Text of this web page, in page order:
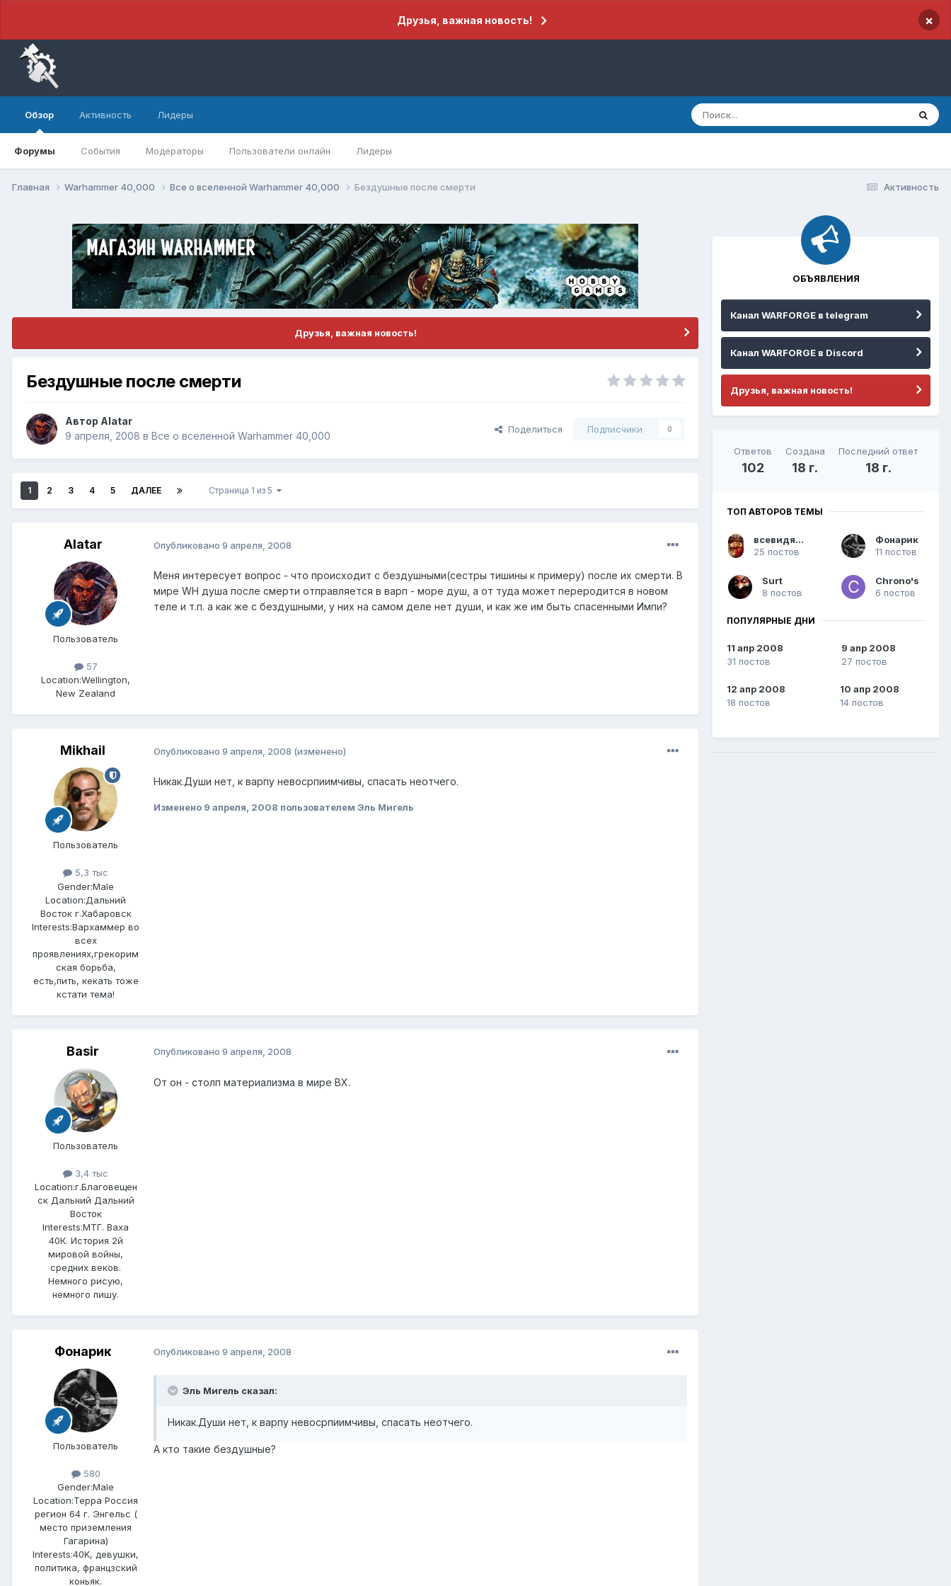
Друзья, важная новость! ×
Обзор
Форумы События Модераторы Пользователи онлайн Лидеры
Активность Лидеры
Активность
Главная Warhammer 40,000 Все о вселенной Warhammer 40,000 Бездушные после смерти
Друзья, важная новость!
Бездушные после смерти
Автор Alatar
9 апреля, 2008 в Все о вселенной Warhammer 40,000
Поделиться Подписчики 0
1 2 3 4 5 ДАЛЕЕ Страница 1 из 5
Alatar
Пользователь
57
Location:Wellington,
New Zealand
Опубликовано 9 апреля, 2008
Меня интересует вопрос - что происходит с бездушными(сестры тишины к примеру) после их смерти. В
мире WH душа после смерти отправляется в варп - море душ, а от туда может переродится в новом
теле и т.п. а как же с бездушными, у них на самом деле нет души, и как же им быть спасенными Импи?
Mikhail
Пользователь
5,3 тыс
Gender:Male
Location:Дальний
Восток г.Хабаровск
Interests:Вархаммер во
всех
проявлениях,грекорим
ская борьба,
есть,пить, кекать тоже
кстати тема!
Опубликовано 9 апреля, 2008 (изменено)
Никак.Души нет, к варпу невосрпиимчивы, спасать неотчего.
Изменено 9 апреля, 2008 пользователем Эль Мигель
Basir
Пользователь
3,4 тыс
Location:г.Благовещен
ск Дальний Дальний
Восток
Interests:МТГ. Ваха
40К. История 2й
мировой войны,
средних веков.
Немного рисую,
немного пишу.
Опубликовано 9 апреля, 2008
От он - столп материализма в мире ВХ.
Фонарик
Пользователь
580
Gender:Male
Location:Терра Россия
регион 64 г. Энгельс (
место приземления
Гагарина)
Interests:40K, девушки,
политика, францзский
коньяк.
Опубликовано 9 апреля, 2008
Эль Мигель сказал:
Никак.Души нет, к варпу невосрпиимчивы, спасать неотчего.
А кто такие бездушные?
ОБЪЯВЛЕНИЯ
Канал WARFORGE в telegram
Канал WARFORGE в Discord
Друзья, важная новость!
Ответов
102
Создана
18 г.
Последний ответ
18 г.
ТОП АВТОРОВ ТЕМЫ
всевидящий слон
25 постов
Фонарик
11 постов
Surt
8 постов
Chrono's
6 постов
ПОПУЛЯРНЫЕ ДНИ
11 апр 2008
31 постов
9 апр 2008
27 постов
12 апр 2008
18 постов
10 апр 2008
14 постов